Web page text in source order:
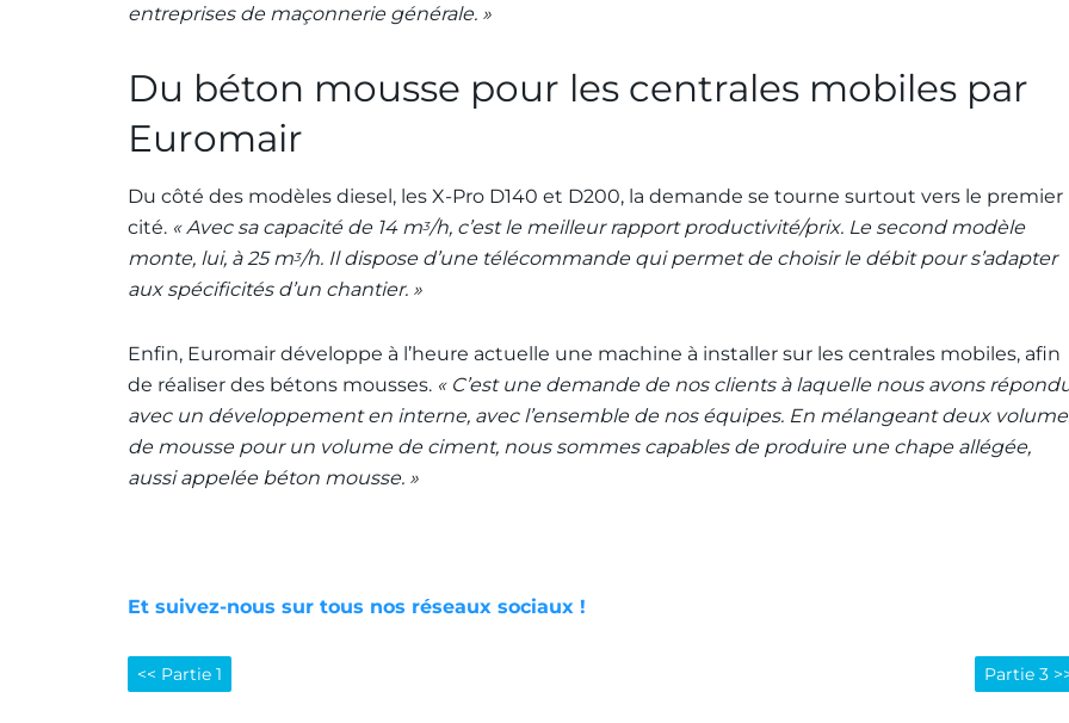
entreprises de maçonnerie générale. »
Du béton mousse pour les centrales mobiles par
Euromair
Du côté des modèles diesel, les X-Pro D140 et D200, la demande se tourne surtout vers le premier
cité. « Avec sa capacité de 14 m3/h, c’est le meilleur rapport productivité/prix. Le second modèle
monte, lui, à 25 m3/h. Il dispose d’une télécommande qui permet de choisir le débit pour s’adapter
aux spécificités d’un chantier. »
Enfin, Euromair développe à l’heure actuelle une machine à installer sur les centrales mobiles, afin
de réaliser des bétons mousses. « C’est une demande de nos clients à laquelle nous avons
avec un développement en interne, avec l’ensemble de nos équipes. En mélangeant deux
de mousse pour un volume de ciment, nous sommes capables de produire une chape allégée,
aussi appelée béton mousse. »
Et suivez-nous sur tous nos réseaux sociaux !
<< Partie 1 Partie 3